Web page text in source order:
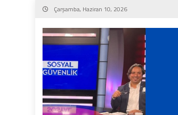
Skip
content
Çarşamba, Haziran 10, 2026